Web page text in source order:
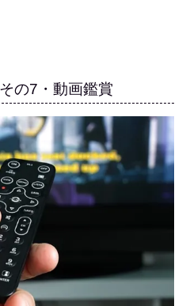
の7・動画鑑賞